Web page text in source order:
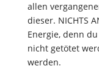
allen
dieser. NICHTS
Energie, denn
nicht getötet
werden.